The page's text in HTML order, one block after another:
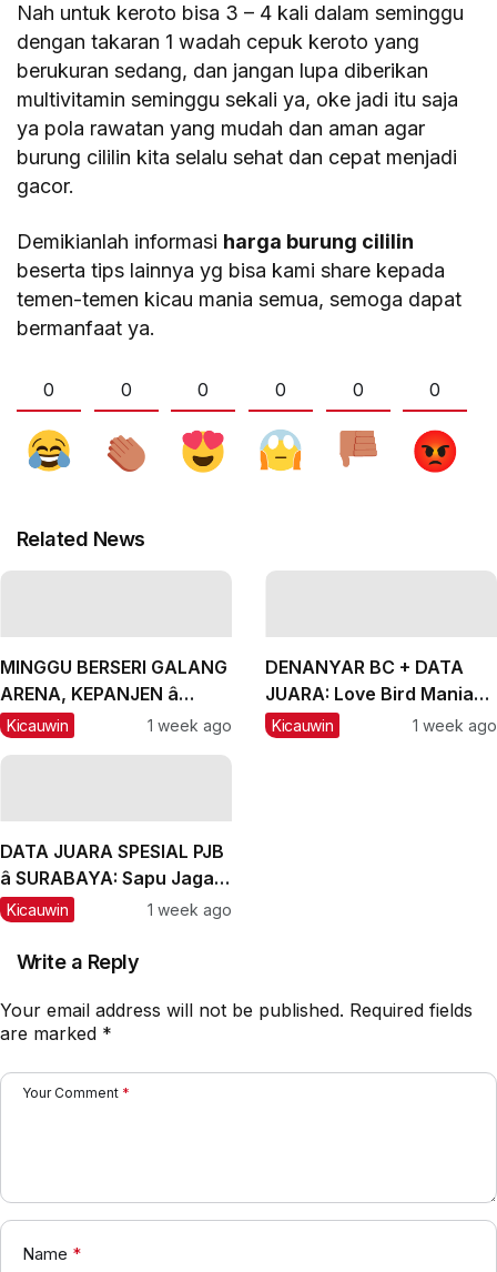
Nah untuk keroto bisa 3 – 4 kali dalam seminggu
dengan takaran 1 wadah cepuk keroto yang
berukuran sedang, dan jangan lupa diberikan
multivitamin seminggu sekali ya, oke jadi itu saja
ya pola rawatan yang mudah dan aman agar
burung cililin kita selalu sehat dan cepat menjadi
gacor.
Demikianlah informasi harga burung cililin
beserta tips lainnya yg bisa kami share kepada
temen-temen kicau mania semua, semoga dapat
bermanfaat ya.
0 0 0 0 0 0
Related News
MINGGU BERSERI GALANG
ARENA, KEPANJEN â
MALANG, #2: CH Lexus
Kicauwin 1 week ago
DENANYAR BC + DATA
JUARA: Love Bird Mania
Incar Piala Mandor
Kicauwin 1 week ago
DATA JUARA SPESIAL PJB
â SURABAYA: Sapu Jagad
Nyaris Meraih Hatrik
Kicauwin 1 week ago
Write a Reply
Your email address will not be published. Required fields
are marked *
Your Comment *
Name *